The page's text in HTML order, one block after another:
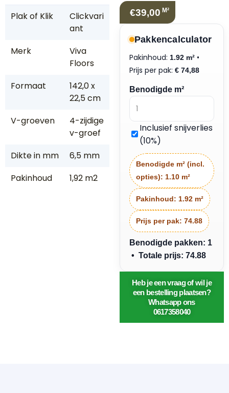
Plak of Klik
Clickvari
ant
Merk
Viva
Floors
Formaat
142,0 x
22,5 cm
V-groeven
4-zijdige
v-groef
Dikte in mm
6,5 mm
Pakinhoud
1,92 m2
€39,00 M²
Pakkencalculator
Pakinhoud: 1.92 m² •
Prijs per pak: € 74,88
Benodigde m²
Inclusief snijverlies
(10%)
Benodigde m² (incl.
opties): 1.10 m²
Pakinhoud: 1.92 m²
Prijs per pak: 74.88
Benodigde pakken: 1
• Totale prijs: 74.88
Heb je een vraag of wil je
een bestelling plaatsen?
Whatsapp ons
0617358040